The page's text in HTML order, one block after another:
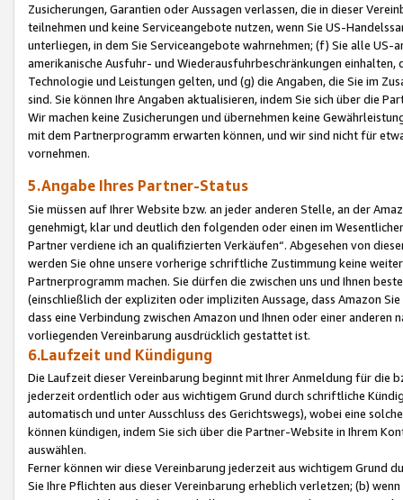
Zusicherungen, Garantien oder Aussagen verlassen, die in dieser
teilnehmen und keine Serviceangebote nutzen, wenn Sie US-
unterliegen, in dem Sie Serviceangebote wahrnehmen; (f) Sie alle
amerikanische Ausfuhr- und Wiederausfuhrbeschränkungen
Technologie und Leistungen gelten, und (g) die Angaben, die Sie im
sind. Sie können Ihre Angaben aktualisieren, indem Sie sich über die
Wir machen keine Zusicherungen und übernehmen keine
mit dem Partnerprogramm erwarten können, und wir sind nicht für
vornehmen.
5.Angabe Ihres Partner-Status
Sie müssen auf Ihrer Website bzw. an jeder anderen Stelle, an der
genehmigt, klar und deutlich den folgenden oder einen im
Partner verdiene ich an qualifizierten Verkäufen“. Abgesehen von
werden Sie ohne unsere vorherige schriftliche Zustimmung keine
Partnerprogramm machen. Sie dürfen die zwischen uns und Ihnen
(einschließlich der expliziten oder impliziten Aussage, dass Amazon
dass eine Verbindung zwischen Amazon und Ihnen oder einer
vorliegenden Vereinbarung ausdrücklich gestattet ist.
6.Laufzeit und Kündigung
Die Laufzeit dieser Vereinbarung beginnt mit Ihrer Anmeldung für die
jederzeit ordentlich oder aus wichtigem Grund durch schriftliche
automatisch und unter Ausschluss des Gerichtswegs), wobei eine
können kündigen, indem Sie sich über die Partner-Website in Ihrem
auswählen.
Ferner können wir diese Vereinbarung jederzeit aus wichtigem Grund
Sie Ihre Pflichten aus dieser Vereinbarung erheblich verletzen; (b)